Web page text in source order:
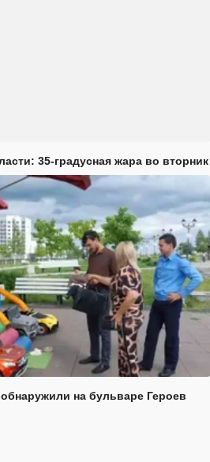
35-градусная жара во вторник
на бульваре Героев